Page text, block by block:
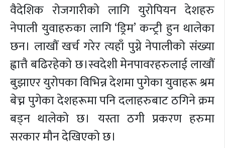
वैदेशिक रोजगारीको लागि युरोपियन देशहरु
नेपाली युवाहरुका लागि ‘ड्रिम’ कन्ट्री हुन थालेका
छन। लाखौं खर्च गरेर त्यहाँ पुग्ने नेपालीको संख्या
ह्वात्तै बढिरहेको छ।स्वदेशी मेनपावरहरुलाई लाखौं
बुझाएर युरोपका विभिन्न देशमा पुगेका युवाहरू श्रम
बेच्न पुगेका देशहरूमा पनि दलाहरुबाट ठगिने क्रम
बड्न थालेको छ। यस्ता ठगी प्रकरण हरुमा
सरकार मौन देखिएको छ।